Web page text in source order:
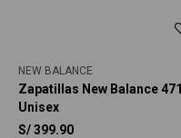
NEW BALANCE
Zapatillas New Balance 471
Unisex
S/399.90